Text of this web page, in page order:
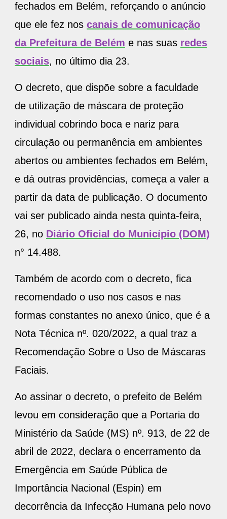
fechados em Belém, reforçando o anúncio
que ele fez nos canais de comunicação
da Prefeitura de Belém e nas suas redes
sociais, no último dia 23.
O decreto, que dispõe sobre a faculdade
de utilização de máscara de proteção
individual cobrindo boca e nariz para
circulação ou permanência em ambientes
abertos ou ambientes fechados em Belém,
e dá outras providências, começa a valer a
partir da data de publicação. O documento
vai ser publicado ainda nesta quinta-feira,
26, no Diário Oficial do Município (DOM)
n° 14.488.
Também de acordo com o decreto, fica
recomendado o uso nos casos e nas
formas constantes no anexo único, que é a
Nota Técnica nº. 020/2022, a qual traz a
Recomendação Sobre o Uso de Máscaras
Faciais.
Ao assinar o decreto, o prefeito de Belém
levou em consideração que a Portaria do
Ministério da Saúde (MS) nº. 913, de 22 de
abril de 2022, declara o encerramento da
Emergência em Saúde Pública de
Importância Nacional (Espin) em
decorrência da Infecção Humana pelo novo